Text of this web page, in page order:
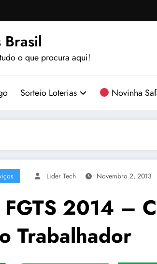
Brasil
o que procura aqui!
Sorteio Loterias Novinha
Lider Tech Novembro 2, 2013
2014 –
Trabalhador